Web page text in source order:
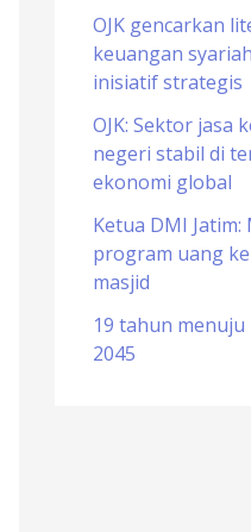
r
:
OJK gencarkan
keuangan
inisiatif strategis
OJK: Sektor jasa
negeri stabil di
ekonomi global
Ketua DMI
program uang
masjid
19 tahun menuju
2045